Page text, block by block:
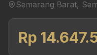
Semarang Barat,
Rp